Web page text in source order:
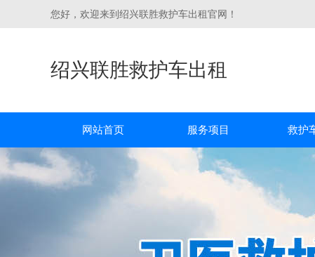
您好，欢迎来到绍兴联胜救护车出租官网！
绍兴联胜救护车出租
网站首页 服务项目 救护